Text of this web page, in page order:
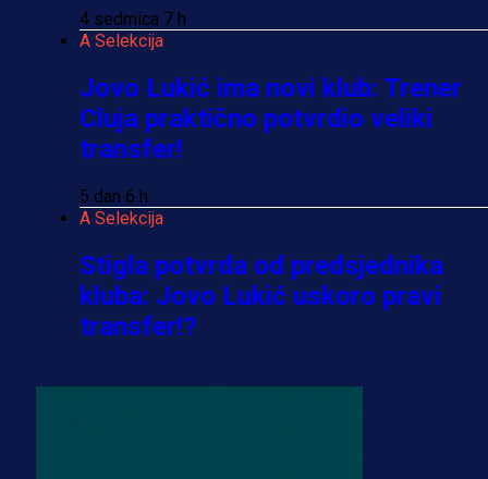
4 sedmica 7 h
A Selekcija
Jovo Lukić ima novi klub: Trener
Cluja praktično potvrdio veliki
transfer!
5 dan 6 h
A Selekcija
Stigla potvrda od predsjednika
kluba: Jovo Lukić uskoro pravi
transfer!?